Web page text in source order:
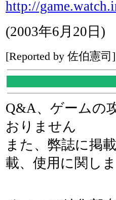
http://
(2003年6月20日)
[Reported by 佐伯憲司]
Q&A、ゲームの
おりません
また、弊誌に掲
載、使用に関し